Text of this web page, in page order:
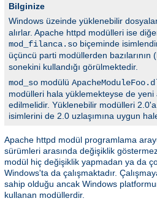
Bilginize
Windows üzeinde yüklenebilir
alırlar. Apache httpd modülleri ise
mod_filanca.so biçeminde
üçüncü parti modüllerden bazılarının
sonekini kullandığı görülmektedir.
mod_so modülü
modülleri hala yüklemekteyse de yeni
edilmelidir. Yüklenebilir modülleri
isimlerini de 2.0 uzlaşımına uygun
Apache httpd modül programlama
sürümleri arasında değişiklik
modül hiç değişiklik yapmadan ya da
Windows'ta da çalışmaktadır.
sahip olduğu ancak Windows
kullanan modüllerdir.